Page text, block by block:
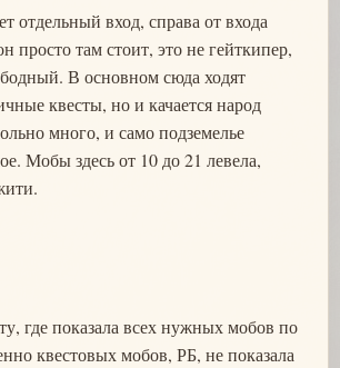
отдельный вход, справа от входа
просто там стоит, это не гейткипер,
В основном сюда ходят
квесты, но и качается народ
много, и само подземелье
Мобы здесь от 10 до 21 левела,
где показала всех нужных мобов по
квестовых мобов, РБ, не показала